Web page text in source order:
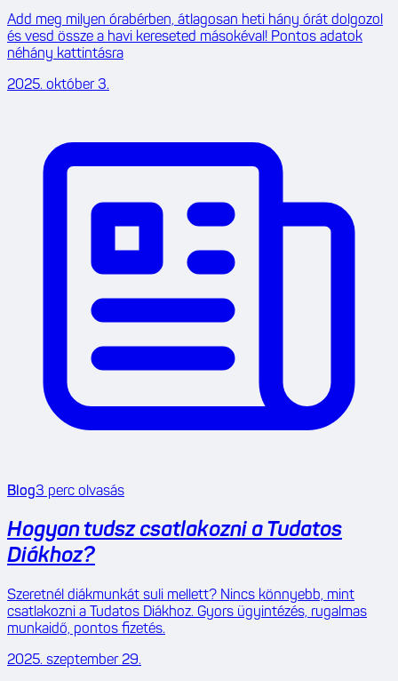
Add meg milyen órabérben, átlagosan heti hány órát dolgozol
és vesd össze a havi kereseted másokéval! Pontos adatok
néhány kattintásra
2025. október 3.
Blog3 perc olvasás
Hogyan tudsz csatlakozni a Tudatos
Diákhoz?
Szeretnél diákmunkát suli mellett? Nincs könnyebb, mint
csatlakozni a Tudatos Diákhoz. Gyors ügyintézés, rugalmas
munkaidő, pontos fizetés.
2025. szeptember 29.